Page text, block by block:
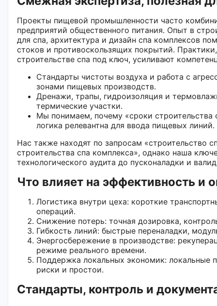
Проекты пищевой промышленности часто
предприятий общественного питания. Опыт в
для спа, архитектура и дизайн спа комплексов
стоков и противоскользящих покрытий.
строительстве спа под ключ, усиливают
Стандарты чистоты воздуха и работа с
зонами пищевых производств.
Дренажи, трапы, гидроизоляция и
термические участки.
Мы понимаем, почему «сроки строительства
логика релевантна для ввода пищевых линий.
Нас также находят по запросам «строительство
строительства спа комплекса», однако наша
технологического аудита до пусконаладки и
Что влияет на эффективность и
Логистика внутри цеха: короткие
операций.
Снижение потерь: точная дозировка,
Гибкость линий: быстрые переналадки,
Энергосбережение в производстве:
режиме реального времени.
Поддержка локальных экономик:
риски и простои.
Стандарты, контроль и